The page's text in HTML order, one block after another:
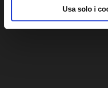
Usa solo i